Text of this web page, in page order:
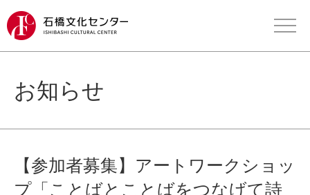
お知らせ
【参加者募集】アートワークショッ
プ「ことばとことばをつなげて詩